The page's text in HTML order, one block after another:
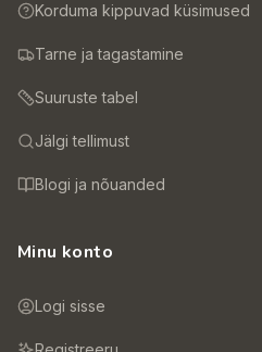
Korduma kippuvad küsimused
Tarne ja tagastamine
Suuruste tabel
Jälgi tellimust
Blogi ja nõuanded
Minu konto
Logi sisse